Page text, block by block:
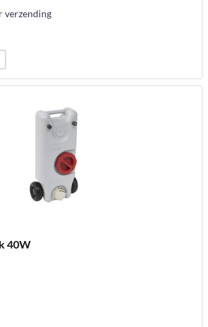
verzending
40W